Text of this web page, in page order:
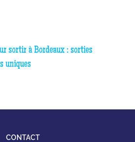
sortir à Bordeaux : sorties
uniques
CONTACT